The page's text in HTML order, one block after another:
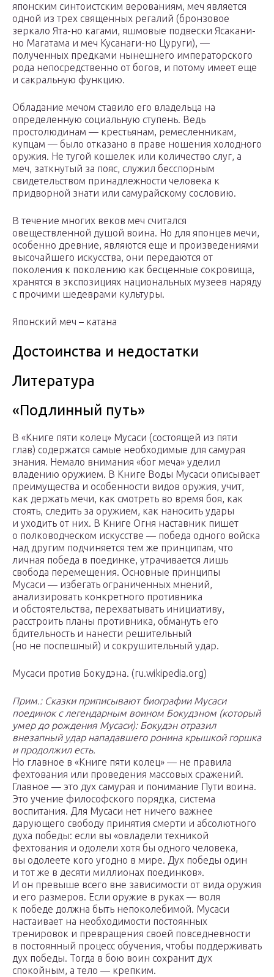
японским синтоистским верованиям, меч является
одной из трех священных регалий (бронзовое
зеркало Ята-но кагами, яшмовые подвески Ясакани-
но Магатама и меч Кусанаги-но Цуруги), —
полученных предками нынешнего императорского
рода непосредственно от богов, и потому имеет еще
и сакральную функцию.
Обладание мечом ставило его владельца на
определенную социальную ступень. Ведь
простолюдинам — крестьянам, ремесленникам,
купцам — было отказано в праве ношения холодного
оружия. Не тугой кошелек или количество слуг, а
меч, заткнутый за пояс, служил бесспорным
свидетельством принадлежности человека к
придворной знати или самурайскому сословию.
В течение многих веков меч считался
овеществленной душой воина. Но для японцев мечи,
особенно древние, являются еще и произведениями
высочайшего искусства, они передаются от
поколения к поколению как бесценные сокровища,
хранятся в экспозициях национальных музеев наряду
с прочими шедеврами культуры.
Японский меч – катана
Достоинства и недостатки
Литература
«Подлинный путь»
В «Книге пяти колец» Мусаси (состоящей из пяти
глав) содержатся самые необходимые для самурая
знания. Немало внимания «бог меча» уделил
владению оружием. В Книге Воды Мусаси описывает
преимущества и особенности видов оружия, учит,
как держать мечи, как смотреть во время боя, как
стоять, следить за оружием, как наносить удары
и уходить от них. В Книге Огня наставник пишет
о полководческом искусстве — победа одного войска
над другим подчиняется тем же принципам, что
личная победа в поединке, утрачивается лишь
свобода перемещения. Основные принципы
Мусаси — избегать ограниченных мнений,
анализировать конкретного противника
и обстоятельства, перехватывать инициативу,
расстроить планы противника, обмануть его
бдительность и нанести решительный
(но не поспешный) и сокрушительный удар.
Мусаси против Бокудэна. (ru.wikipedia.org)
Прим.: Сказки приписывают биографии Мусаси
поединок с легендарным воином Бокудэном (который
умер до рождения Мусаси): Бокудэн отразил
внезапный удар нападавшего ронина крышкой горшка
и продолжил есть.
Но главное в «Книге пяти колец» — не правила
фехтования или проведения массовых сражений.
Главное — это дух самурая и понимание Пути воина.
Это учение философского порядка, система
воспитания. Для Мусаси нет ничего важнее
дарующего свободу принятия смерти и абсолютного
духа победы: если вы «овладели техникой
фехтования и одолели хотя бы одного человека,
вы одолеете кого угодно в мире. Дух победы один
и тот же в десяти миллионах поединков».
И он превыше всего вне зависимости от вида оружия
и его размеров. Если оружие в руках — воля
к победе должна быть непоколебимой. Мусаси
настаивает на необходимости постоянных
тренировок и превращения своей повседневности
в постоянный процесс обучения, чтобы поддерживать
дух победы. Тогда в бою воин сохранит дух
спокойным, а тело — крепким.